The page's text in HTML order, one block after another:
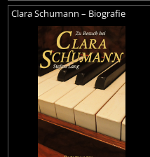
Clara Schumann – Biografie